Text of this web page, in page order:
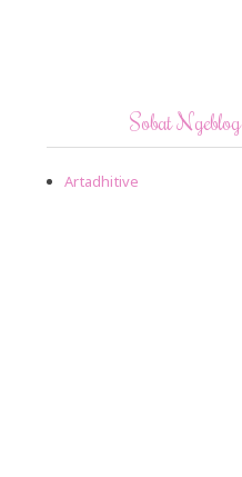
Sobat Ngeblog
Artadhitive